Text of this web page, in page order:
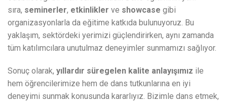
sıra, seminerler, etkinlikler ve showcase gibi
organizasyonlarla da eğitime katkıda bulunuyoruz. Bu
yaklaşım, sektördeki yerimizi güçlendirirken, aynı zamanda
tüm katılımcılara unutulmaz deneyimler sunmamızı sağlıyor.
Sonuç olarak, yıllardır süregelen kalite anlayışımız ile
hem öğrencilerimize hem de dans tutkunlarına en iyi
deneyimi sunmak konusunda kararlıyız. Bizimle dans etmek,